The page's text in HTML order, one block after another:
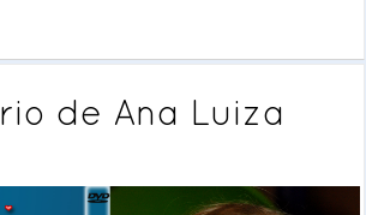
de Ana Luiza